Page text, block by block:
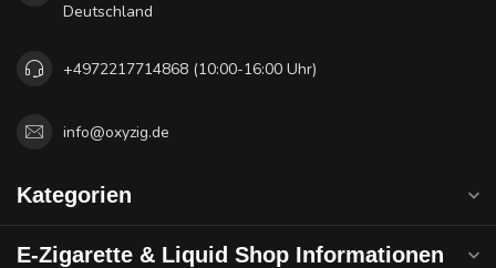
Deutschland
+4972217714868 (10:00-16:00 Uhr)
info@oxyzig.de
Kategorien
E-Zigarette & Liquid Shop Informationen